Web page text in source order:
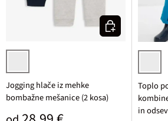
temno modra + svetlo siva melirana
Jogging hlače iz mehke
bombažne mešanice (2 kosa)
Izberi varianto
Toplo
in